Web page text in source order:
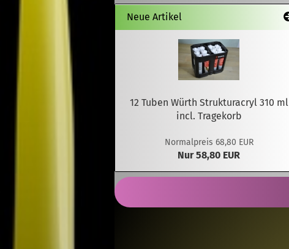
Neue Artikel
12 Tuben Würth Strukturacryl 310 ml
incl. Tragekorb
Normalpreis 68,80 EUR
Nur 58,80 EUR